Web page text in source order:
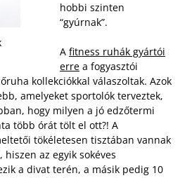
hobbi szinten
“gyúrnak”.
A fitness ruhák gyártói
erre a fogyasztói
kollekciókkal válaszoltak. Azok
amelyeket sportolók terveztek,
hogy milyen a jó edzőtermi
több órát tölt el ott?! A
tökéletesen tisztában vannak
az egyik sokéves
a divat terén, a másik pedig 10